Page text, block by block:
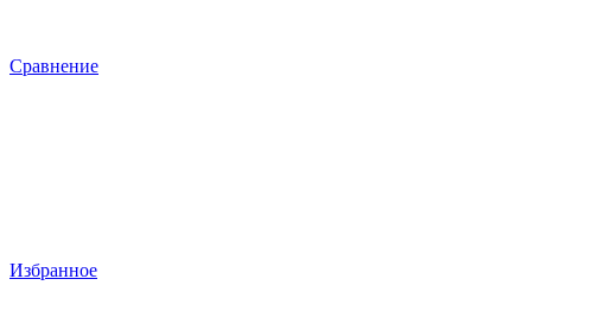
Сравнение
Избранное